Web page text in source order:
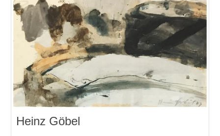
Heinz Göbel